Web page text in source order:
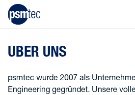
ÜBER UNS
psmtec wurde 2007 als
Engineering gegründet. Unsere